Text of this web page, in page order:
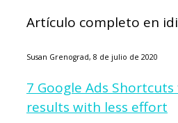
Artículo completo en
Susan Grenograd, 8 de julio de 2020
7 Google Ads
results with less effort